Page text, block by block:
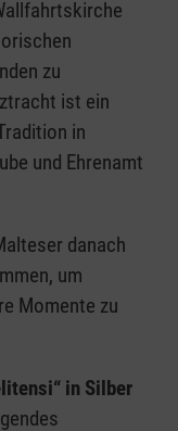
zu
ist ein
in
und Ehrenamt
danach
um
Momente zu
in Silber